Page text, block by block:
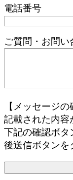
電話番号
ご質問・お問
【メッセージの
記載された内容
下記の確認ボタ
後送信ボタンを
インクジェットパー
印刷用語解説 for ポス
印刷用語解説 for プレ
印刷用語解説 for プ